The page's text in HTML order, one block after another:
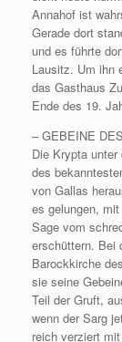
Annahof ist
Gerade dort
und es führte
Lausitz. Um ihn
das Gasthaus
Ende des 19.
– GEBEINE
Die Krypta
des
von Gallas
es gelungen,
Sage vom
erschüttern. Bei
Barockkirche
sie seine
Teil der Gruft,
wenn der Sarg
reich verziert